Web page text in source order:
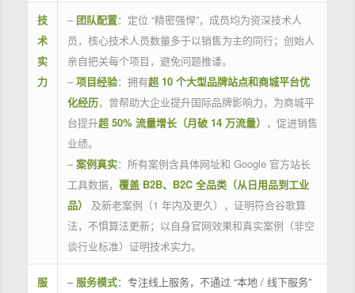
技
术
实
力
– 团队配置：定位 “精密强悍”，成员均为资深技术人
员，核心技术人员数量多于以销售为主的同行；创始人
亲自把关每个项目，避免问题推诿。
– 项目经验：拥有超 10 个大型品牌站点和商城平台优
化经历，曾帮助大企业提升国际品牌影响力，为商城平
台提升超 50% 流量增长（月破 14 万流量） ，促进销售
业绩。
– 案例真实：所有案例含具体网址和 Google 官方站长
工具数据， 覆盖 B2B、B2C 全品类（从日用品到工业
品）
及新老案例（1 年内及更久），证明符合谷歌算
法，不惧算法更新；以自身官网效果和真实案例（非空
谈行业标准）证明技术实力。
服
– 服务模式：专注线上服务，不通过 “本地 / 线下服务”